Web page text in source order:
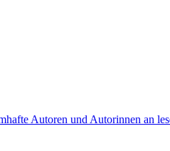
Autoren und Autorinnen an